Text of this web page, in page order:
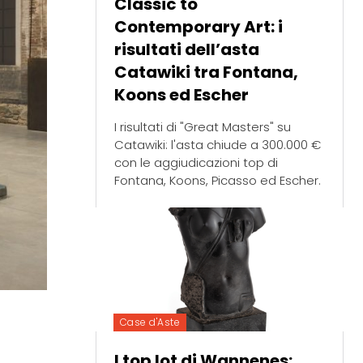
Contemporary Art: i
risultati dell’asta
Catawiki tra Fontana,
Koons ed Escher
I risultati di "Great Masters" su
Catawiki: l'asta chiude a 300.000 €
con le aggiudicazioni top di
Fontana, Koons, Picasso ed Escher.
Case d'Aste